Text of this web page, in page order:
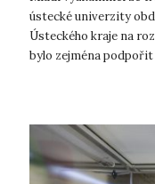
ústecké univerzity
Ústeckého kraje na
bylo zejména